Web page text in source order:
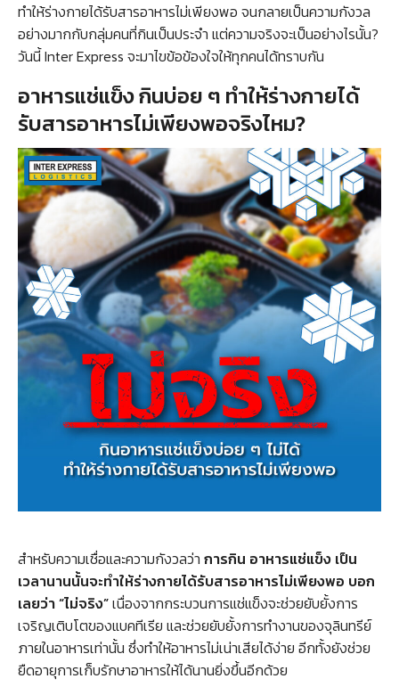
ทำให้ร่างกายได้รับสารอาหารไม่เพียงพอ จนกลายเป็นความกังวล
อย่างมากกับกลุ่มคนที่กินเป็นประจำ แต่ความจริงจะเป็นอย่างไรนั้น?
วันนี้ Inter Express จะมาไขข้อข้องใจให้ทุกคนได้ทราบกัน
อาหารแช่แข็ง กินบ่อย ๆ ทำให้ร่างกายได้
รับสารอาหารไม่เพียงพอจริงไหม?
สำหรับความเชื่อและความกังวลว่า การกิน อาหารแช่แข็ง เป็น
เวลานานนั้นจะทำให้ร่างกายได้รับสารอาหารไม่เพียงพอ บอก
เลยว่า “ไม่จริง”เนื่องจากกระบวนการแช่แข็งจะช่วยยับยั้งการ
เจริญเติบโตของแบคทีเรีย และช่วยยับยั้งการทำงานของจุลินทรีย์
ภายในอาหารเท่านั้น ซึ่งทำให้อาหารไม่เน่าเสียได้ง่าย อีกทั้งยังช่วย
ยืดอายุการเก็บรักษาอาหารให้ได้นานยิ่งขึ้นอีกด้วย